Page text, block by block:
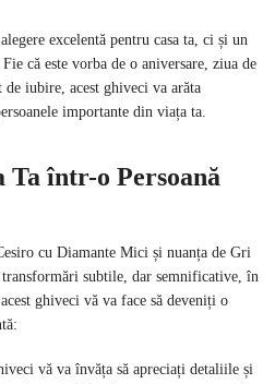
excelentă pentru casa ta, ci și un
că este vorba de o aniversare, ziua de
de iubire, acest ghiveci va arăta
importante din viața ta.
într-o Persoană
cu Diamante Mici și nuanța de Gri
subtile, dar semnificative, în
ghiveci vă va face să deveniți o
vă va învăța să apreciați detaliile și